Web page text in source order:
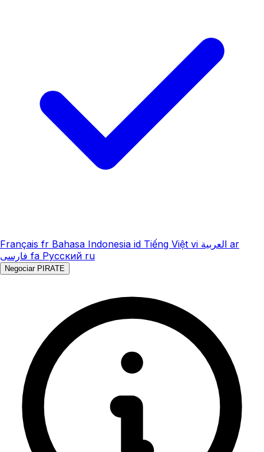
Français fr Bahasa Indonesia id Tiếng Việt vi العربية ar
فارسی fa Русский ru
Negociar PIRATE